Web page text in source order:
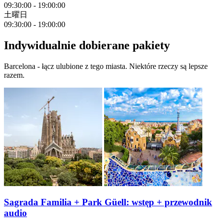
09:30:00 - 19:00:00
土曜日
09:30:00 - 19:00:00
Indywidualnie dobierane pakiety
Barcelona - łącz ulubione z tego miasta. Niektóre rzeczy są lepsze
razem.
Sagrada Familia + Park Güell: wstęp + przewodnik
audio